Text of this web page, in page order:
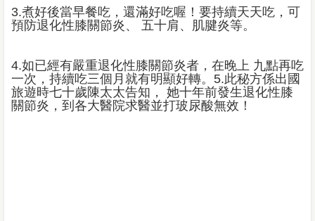
3.煮好後當早餐吃，還滿好吃喔！要持續天天吃，可
預防退化性膝關節炎、 五十肩、肌腱炎等。
4.如已經有嚴重退化性膝關節炎者，在晚上 九點再吃
一次，持續吃三個月就有明顯好轉。5.此秘方係出國
旅遊時七十歲陳太太告知， 她十年前發生退化性膝
關節炎，到各大醫院求醫並打玻尿酸無效！